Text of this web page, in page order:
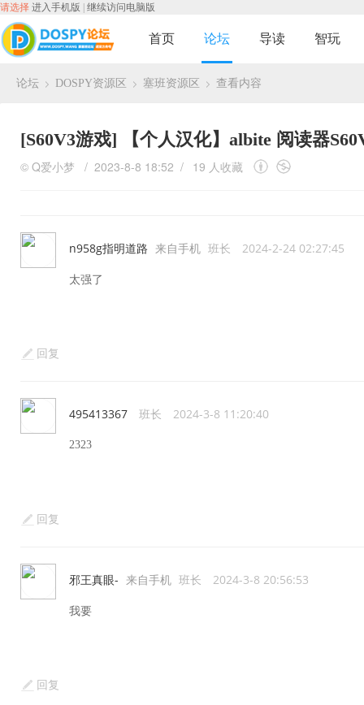
请选择 进入手机版 继续访问电脑版
首页 论坛 导读 智玩
论坛 DOSPY资源区 塞班资源区 查看内容
[S60V3游戏] 【个人汉化】albite 阅读器
© Q爱小梦 / 2023-8-8 18:52 / 19 人收藏
n958g指明道路 来自手机 班长 2024-2-24 02:27:45
太强了
回复
495413367 班长 2024-3-8 11:20:40
2323
回复
邪王真眼- 来自手机 班长 2024-3-8 20:56:53
我要
回复